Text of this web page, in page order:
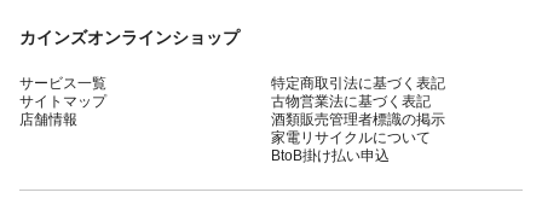
カインズオンラインショップ
サービス一覧
サイトマップ
店舗情報
特定商取引法に基づく表記
古物営業法に基づく表記
酒類販売管理者標識の掲示
家電リサイクルについて
BtoB掛け払い申込